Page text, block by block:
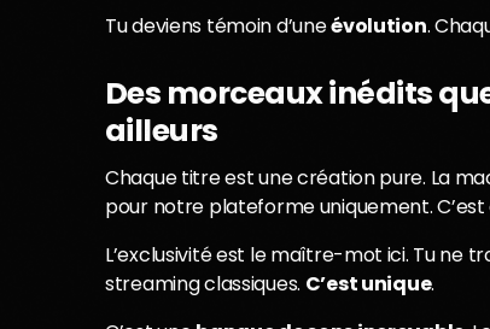
Tu deviens témoin d’uneévolution.
Des morceaux inédits
ailleurs
Chaque titre est une création pure. La
pour notre plateforme uniquement. C’est
L’exclusivité est le maître-mot ici. Tu ne
streaming classiques. C’est unique.